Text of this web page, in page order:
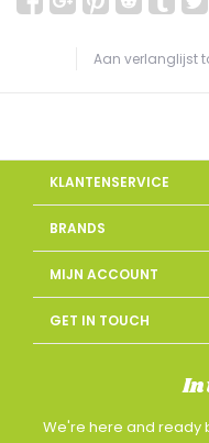
Aan verlanglijst
KLANTENSERVICE
BRANDS
MIJN ACCOUNT
GET IN TOUCH
We're here and ready